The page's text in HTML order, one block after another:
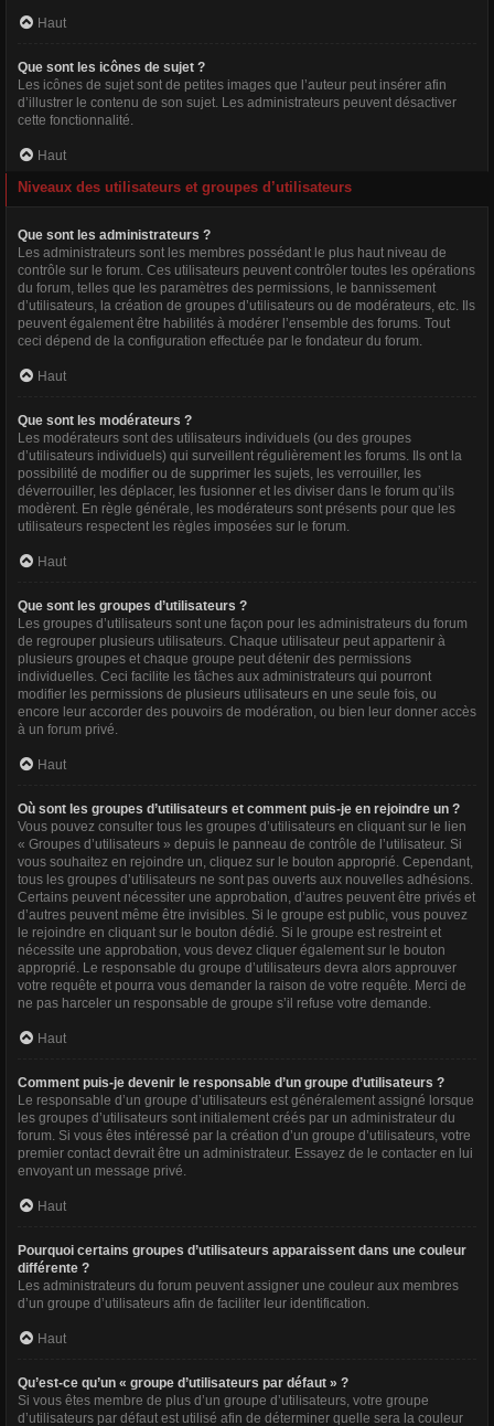
Haut
Que sont les icônes de sujet ?
Les icônes de sujet sont de petites images que l’auteur peut insérer afin
d’illustrer le contenu de son sujet. Les administrateurs peuvent désactiver
cette fonctionnalité.
Haut
Niveaux des utilisateurs et groupes d’utilisateurs
Que sont les administrateurs ?
Les administrateurs sont les membres possédant le plus haut niveau de
contrôle sur le forum. Ces utilisateurs peuvent contrôler toutes les opérations
du forum, telles que les paramètres des permissions, le bannissement
d’utilisateurs, la création de groupes d’utilisateurs ou de modérateurs, etc. Ils
peuvent également être habilités à modérer l’ensemble des forums. Tout
ceci dépend de la configuration effectuée par le fondateur du forum.
Haut
Que sont les modérateurs ?
Les modérateurs sont des utilisateurs individuels (ou des groupes
d’utilisateurs individuels) qui surveillent régulièrement les forums. Ils ont la
possibilité de modifier ou de supprimer les sujets, les verrouiller, les
déverrouiller, les déplacer, les fusionner et les diviser dans le forum qu’ils
modèrent. En règle générale, les modérateurs sont présents pour que les
utilisateurs respectent les règles imposées sur le forum.
Haut
Que sont les groupes d’utilisateurs ?
Les groupes d’utilisateurs sont une façon pour les administrateurs du forum
de regrouper plusieurs utilisateurs. Chaque utilisateur peut appartenir à
plusieurs groupes et chaque groupe peut détenir des permissions
individuelles. Ceci facilite les tâches aux administrateurs qui pourront
modifier les permissions de plusieurs utilisateurs en une seule fois, ou
encore leur accorder des pouvoirs de modération, ou bien leur donner accès
à un forum privé.
Haut
Où sont les groupes d’utilisateurs et comment puis-je en rejoindre un ?
Vous pouvez consulter tous les groupes d’utilisateurs en cliquant sur le lien
« Groupes d’utilisateurs » depuis le panneau de contrôle de l’utilisateur. Si
vous souhaitez en rejoindre un, cliquez sur le bouton approprié. Cependant,
tous les groupes d’utilisateurs ne sont pas ouverts aux nouvelles adhésions.
Certains peuvent nécessiter une approbation, d’autres peuvent être privés et
d’autres peuvent même être invisibles. Si le groupe est public, vous pouvez
le rejoindre en cliquant sur le bouton dédié. Si le groupe est restreint et
nécessite une approbation, vous devez cliquer également sur le bouton
approprié. Le responsable du groupe d’utilisateurs devra alors approuver
votre requête et pourra vous demander la raison de votre requête. Merci de
ne pas harceler un responsable de groupe s’il refuse votre demande.
Haut
Comment puis-je devenir le responsable d’un groupe d’utilisateurs ?
Le responsable d’un groupe d’utilisateurs est généralement assigné lorsque
les groupes d’utilisateurs sont initialement créés par un administrateur du
forum. Si vous êtes intéressé par la création d’un groupe d’utilisateurs, votre
premier contact devrait être un administrateur. Essayez de le contacter en lui
envoyant un message privé.
Haut
Pourquoi certains groupes d’utilisateurs apparaissent dans une couleur
différente ?
Les administrateurs du forum peuvent assigner une couleur aux membres
d’un groupe d’utilisateurs afin de faciliter leur identification.
Haut
Qu’est-ce qu’un « groupe d’utilisateurs par défaut » ?
Si vous êtes membre de plus d’un groupe d’utilisateurs, votre groupe
d’utilisateurs par défaut est utilisé afin de déterminer quelle sera la couleur